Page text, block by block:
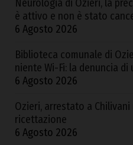
Neurologia di Ozieri, la
è attivo e non è stato
6 Agosto 2026
Biblioteca comunale di
niente Wi-Fi: la denuncia
6 Agosto 2026
Ozieri, arrestato a
ricettazione
6 Agosto 2026